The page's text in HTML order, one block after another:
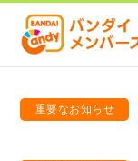
重要なお知らせ